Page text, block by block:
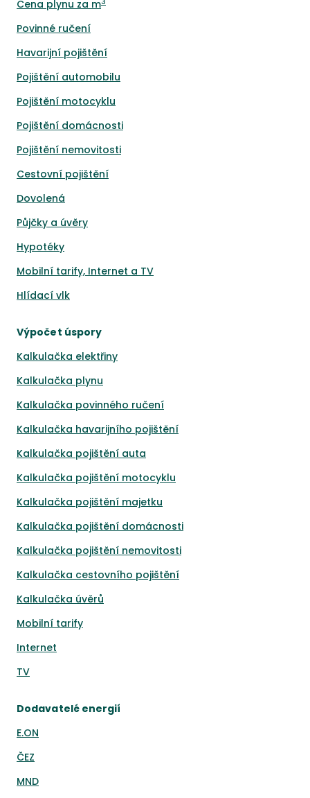
Cena plynu za m
Povinné ručení
Havarijní pojištění
Pojištění automobilu
Pojištění motocyklu
Pojištění domácnosti
Pojištění nemovitosti
Cestovní pojištění
Dovolená
Půjčky a úvěry
Hypotéky
Mobilní tarify, Internet a TV
Hlídací vlk
Výpočet úspory
Kalkulačka elektřiny
Kalkulačka plynu
Kalkulačka povinného ručení
Kalkulačka havarijního pojištění
Kalkulačka pojištění auta
Kalkulačka pojištění motocyklu
Kalkulačka pojištění majetku
Kalkulačka pojištění domácnosti
Kalkulačka pojištění nemovitosti
Kalkulačka cestovního pojištění
Kalkulačka úvěrů
Mobilní tarify
Internet
TV
Dodavatelé energií
E.ON
ČEZ
MND